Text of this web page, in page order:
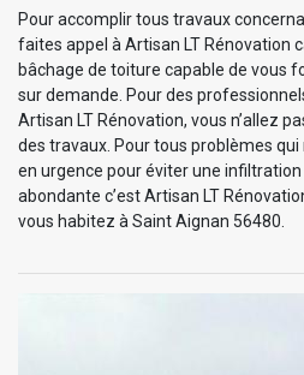
Pour accomplir tous travaux
faites appel à Artisan LT Rénovation
bâchage de toiture capable de vous
sur demande. Pour des
Artisan LT Rénovation, vous n’allez
des travaux. Pour tous problèmes
en urgence pour éviter une infiltration
abondante c’est Artisan LT
vous habitez à Saint Aignan 56480.